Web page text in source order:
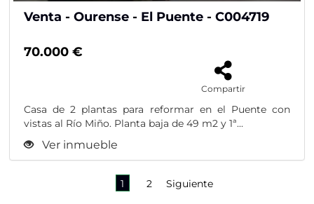
Venta - Ourense - El Puente - C004719
70.000 €
Compartir
Casa de 2 plantas para reformar en el Puente con
vistas al Río Miño. Planta baja de 49 m2 y 1ª...
Ver inmueble
1 2 Siguiente